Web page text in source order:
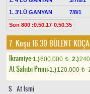
1. 3'LÜ GANYAN
7/8/1
Son 800 :0.50.17-0.50.35
7. Koşu 16.30 BÜLENT
Ikramiye:1.)600.000 t 2.)
At Sahibi Primi:1.)120.000 t
S At İsmi